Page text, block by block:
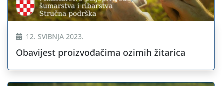
12. SVIBNJA 2023.
Obavijest proizvođačima ozimih žitarica